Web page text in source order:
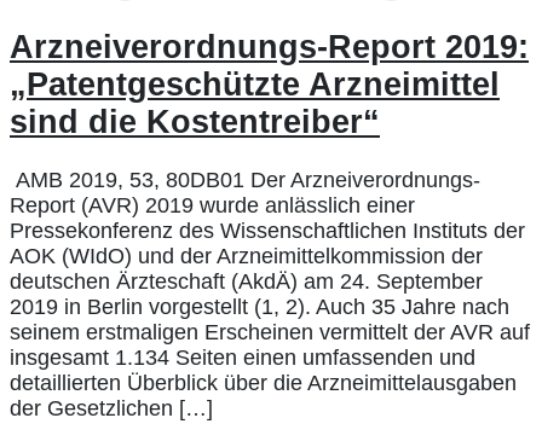
Arzneiverordnungs-Report 2019:
„Patentgeschützte Arzneimittel
sind die Kostentreiber“
AMB 2019, 53, 80DB01 Der Arzneiverordnungs-
Report (AVR) 2019 wurde anlässlich einer
Pressekonferenz des Wissenschaftlichen Instituts der
AOK (WIdO) und der Arzneimittelkommission der
deutschen Ärzteschaft (AkdÄ) am 24. September
2019 in Berlin vorgestellt (1, 2). Auch 35 Jahre nach
seinem erstmaligen Erscheinen vermittelt der AVR auf
insgesamt 1.134 Seiten einen umfassenden und
detaillierten Überblick über die Arzneimittelausgaben
der Gesetzlichen […]